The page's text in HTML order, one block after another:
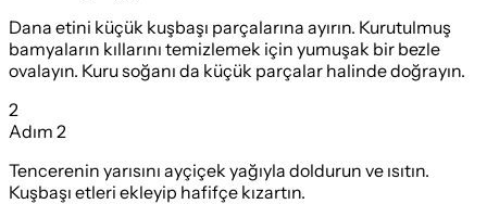
Dana etini küçük kuşbaşı parçalarına ayırın. Kurutulmuş
bamyaların kıllarını temizlemek için yumuşak bir bezle
ovalayın. Kuru soğanı da küçük parçalar halinde doğrayın.
2
Adım 2
Tencerenin yarısını ayçiçek yağıyla doldurun ve ısıtın.
Kuşbaşı etleri ekleyip hafifçe kızartın.